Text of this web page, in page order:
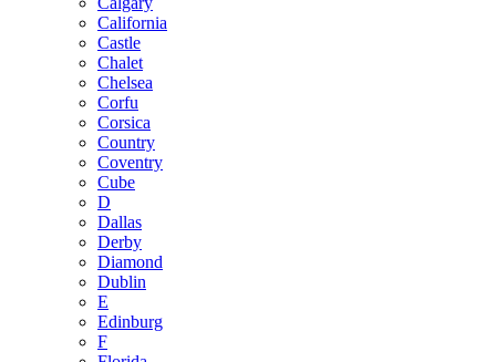
California
Castle
Chalet
Chelsea
Corfu
Corsica
Country
Coventry
Cube
D
Dallas
Derby
Diamond
Dublin
E
Edinburg
F